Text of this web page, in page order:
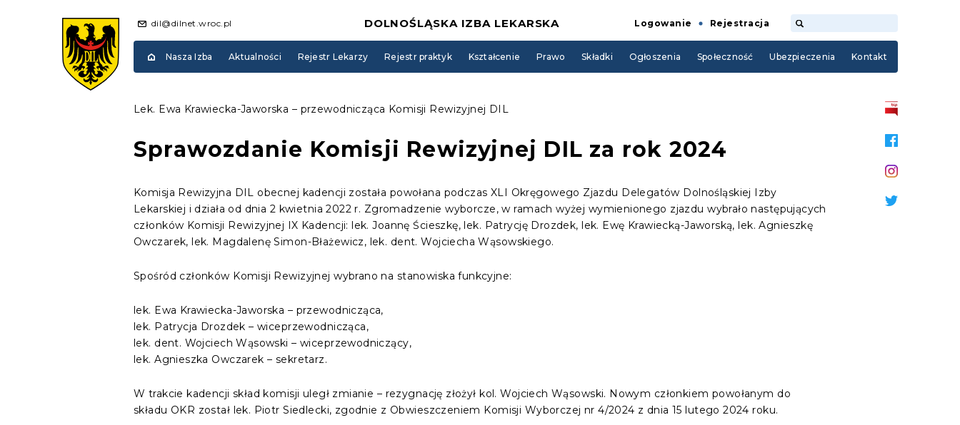
dil@dilnet.wroc.pl DOLNOŚLĄSKA IZBA LEKARSKA Logowanie Rejestracja
Nasza Izba Aktualności Rejestr Lekarzy Rejestr praktyk Kształcenie Prawo Składki Ogłoszenia Społeczność Ubezpieczenia Kontakt
Lek. Ewa Krawiecka-Jaworska – przewodnicząca Komisji Rewizyjnej DIL
Sprawozdanie Komisji Rewizyjnej DIL za rok 2024
Komisja Rewizyjna DIL obecnej kadencji została powołana podczas XLI Okręgowego Zjazdu Delegatów Dolnośląskiej Izby
Lekarskiej i działa od dnia 2 kwietnia 2022 r. Zgromadzenie wyborcze, w ramach wyżej wymienionego zjazdu wybrało następujących
członków Komisji Rewizyjnej IX Kadencji: lek. Joannę Ścieszkę, lek. Patrycję Drozdek, lek. Ewę Krawiecką-Jaworską, lek. Agnieszkę
Owczarek, lek. Magdalenę Simon-Błażewicz, lek. dent. Wojciecha Wąsowskiego.
Spośród członków Komisji Rewizyjnej wybrano na stanowiska funkcyjne:
lek. Ewa Krawiecka-Jaworska – przewodnicząca,
lek. Patrycja Drozdek – wiceprzewodnicząca,
lek. dent. Wojciech Wąsowski – wiceprzewodniczący,
lek. Agnieszka Owczarek – sekretarz.
W trakcie kadencji skład komisji uległ zmianie – rezygnację złożył kol. Wojciech Wąsowski. Nowym członkiem powołanym do
składu OKR został lek. Piotr Siedlecki, zgodnie z Obwieszczeniem Komisji Wyborczej nr 4/2024 z dnia 15 lutego 2024 roku.